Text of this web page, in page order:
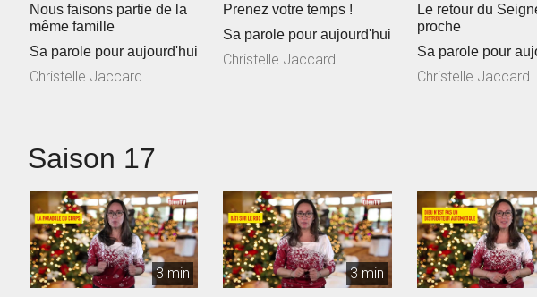
Nous faisons partie de la
même famille
Sa parole pour aujourd'hui
Christelle Jaccard
Prenez votre temps !
Sa parole pour aujourd'hui
Christelle Jaccard
Le retour du
proche
Sa parole pour
Christelle Jaccard
Saison 17
3 min 3 min